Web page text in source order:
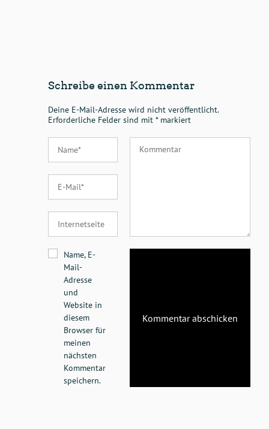
Schreibe einen Kommentar
Deine E-Mail-Adresse wird nicht veröffentlicht.
Erforderliche Felder sind mit *markiert
Name, E-
Mail-
Adresse
und
Website in
diesem
Browser für
meinen
nächsten
Kommentar
speichern.